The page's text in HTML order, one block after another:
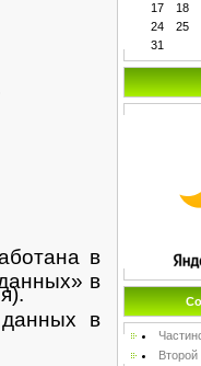
в
в
в
17
18
24
25
31